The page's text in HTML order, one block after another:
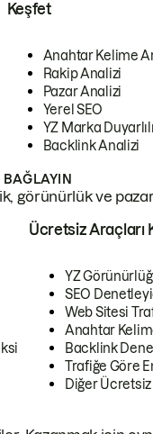
Keşfet
Anahtar Kelime
Rakip Analizi
Pazar Analizi
Yerel SEO
YZ Marka
Backlink Analizi
görünürlük ve
Ücretsiz Araçları
YZ
SEO
Web Sitesi
Anahtar
Backlink
Trafiğe Göre
Diğer